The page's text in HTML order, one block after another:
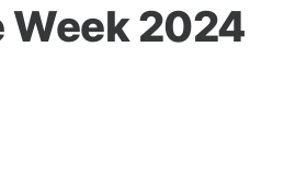
Week 2024